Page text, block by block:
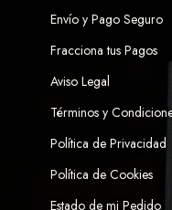
Envío y Pago Seguro
Fracciona tus Pagos
Aviso Legal
Términos y
Política de Privacidad
Política de Cookies
Estado de mi Pedido